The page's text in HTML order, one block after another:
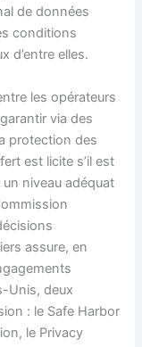
de données
conditions
d’entre elles.
les opérateurs
via des
protection des
est licite s’il est
niveau adéquat
assure, en
Unis, deux
: le Safe Harbor
le Privacy